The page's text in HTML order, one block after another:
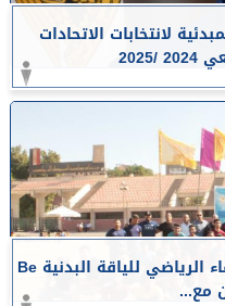
لانتخابات الاتحادات
جامعة أسيوط تشهد انطلاق ”اللقاء الرياضي للياقة البدنية Be